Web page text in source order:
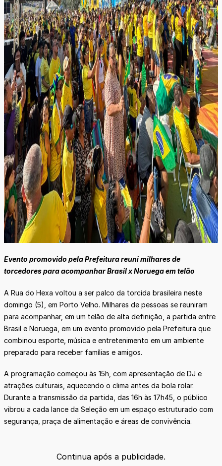
Evento promovido pela Prefeitura reuni milhares de
torcedores para acompanhar Brasil x Noruega em telão
A Rua do Hexa voltou a ser palco da torcida brasileira neste
domingo (5), em Porto Velho. Milhares de pessoas se reuniram
para acompanhar, em um telão de alta definição, a partida entre
Brasil e Noruega, em um evento promovido pela Prefeitura que
combinou esporte, música e entretenimento em um ambiente
preparado para receber famílias e amigos.
A programação começou às 15h, com apresentação de DJ e
atrações culturais, aquecendo o clima antes da bola rolar.
Durante a transmissão da partida, das 16h às 17h45, o público
vibrou a cada lance da Seleção em um espaço estruturado com
segurança, praça de alimentação e áreas de convivência.
Continua após a publicidade.